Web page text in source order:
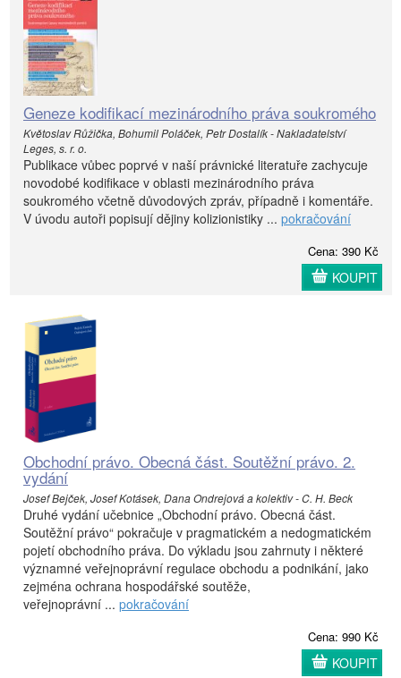
Geneze kodifikací mezinárodního práva soukromého
Květoslav Růžička, Bohumil Poláček, Petr Dostalík - Nakladatelství
Leges, s. r. o.
Publikace vůbec poprvé v naší právnické literatuře zachycuje
novodobé kodifikace v oblasti mezinárodního práva
soukromého včetně důvodových zpráv, případně i komentáře.
V úvodu autoři popisují dějiny kolizionistiky ... pokračování
Cena: 390 Kč
KOUPIT
Obchodní právo. Obecná část. Soutěžní právo. 2.
vydání
Josef Bejček, Josef Kotásek, Dana Ondrejová a kolektiv - C. H. Beck
Druhé vydání učebnice „Obchodní právo. Obecná část.
Soutěžní právo“ pokračuje v pragmatickém a nedogmatickém
pojetí obchodního práva. Do výkladu jsou zahrnuty i některé
významné veřejnoprávní regulace obchodu a podnikání, jako
zejména ochrana hospodářské soutěže,
veřejnoprávní ... pokračování
Cena: 990 Kč
KOUPIT